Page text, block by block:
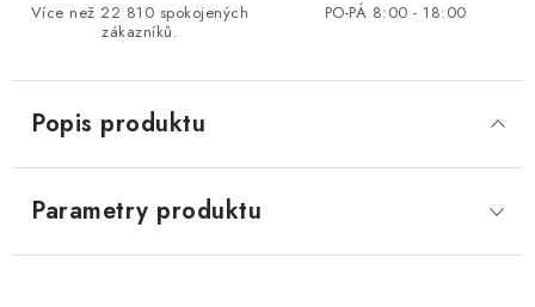
Více než 22 810 spokojených
zákazníků.
PO-PÁ 8:00 - 18:00
Popis produktu
Parametry produktu